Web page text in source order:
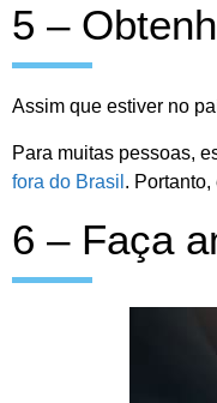
5 –
Assim que estiver no
Para muitas pessoas,
fora do Brasil .
6 – Faça